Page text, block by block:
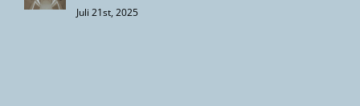
Juli 21st, 2025